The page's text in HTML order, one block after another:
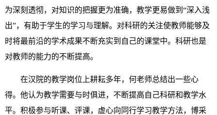
为深刻透彻，对知识的把握更为准确，教学更易做到“深入浅
出”，有助于学生的学习与理解。对科研的关注使教师能够及
时将最前沿的学术成果不断充实到自己的课堂中。科研也是
对教师的能力的不断提高。
在汉院的教学岗位上耕耘多年，何老师总结出一些心
得。他认为教学需要与时俱进，不断提高自己科研和教学水
平。积极参与听课、评课，虚心向同行学习教学方法，博采